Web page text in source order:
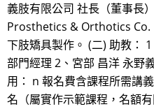
義肢有限公司 社長（董事長
Prosthetics & Orthotics Co.
下肢矯具製作。 (二) 助教：
部門經理 2、宮部 昌洋 永野
用： n 報名費含課程所需講
名（屬實作示範課程，名額